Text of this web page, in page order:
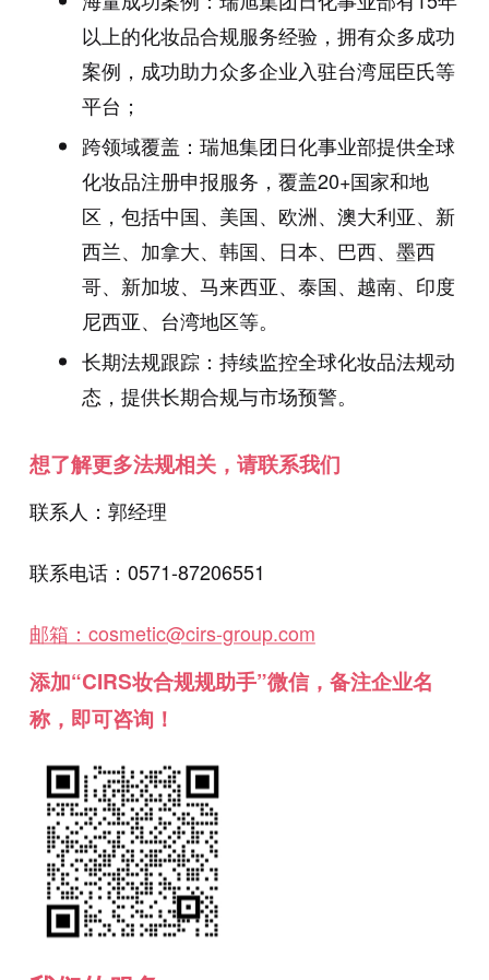
以上的化妆品合规服务经验，拥有众多成功
案例，成功助力众多企业入驻台湾屈臣氏等
平台；
跨领域覆盖：瑞旭集团日化事业部提供全球
化妆品注册申报服务，覆盖20+国家和地
区，包括中国、美国、欧洲、澳大利亚、新
西兰、加拿大、韩国、日本、巴西、墨西
哥、新加坡、马来西亚、泰国、越南、印度
尼西亚、台湾地区等。
长期法规跟踪：持续监控全球化妆品法规动
态，提供长期合规与市场预警。
想了解更多法规相关，请联系我们
联系人：郭经理
联系电话：0571-87206551
邮箱：cosmetic@cirs-group.com
添加“CIRS妆合规规助手”微信，备注企业名
称，即可咨询！